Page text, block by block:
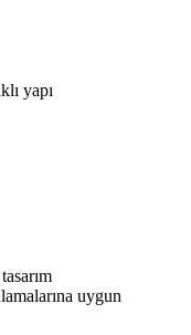
yapı
uygun